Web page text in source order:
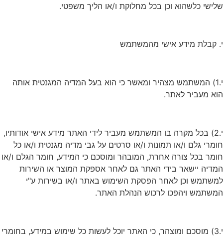
שלישי כלשהוא וכן בכל מחלוקת ו/או הליך משפטי.
י. קבלת מידע אישי מהמשתמש
י.1) המשתמש מצהיר ומאשר כי הוא בעל המדיה המגנטית אותה
הוא מעביר לאתר.
י.2) בכל מקרה בו המשתמש מעביר לידי האתר מידע אישי אודותיו,
חומרי גלם ו/או תמונות ו/או סרטים על גבי מדיה מגנטית ו/או כל
חומר בכל צורה אחרת, המובהר ומוסכם כי המידע, חומר הגלם ו/או
המדיה יישאר בידי האתר גם לאחר אספקת המוצר או השירות
למשתמש וכן לאחר הפסקת השימוש באתר ו/או בשירות ע"י
המשתמש ויהפכו לרכוש הנהלת האתר.
י.3) מוסכם ומוצהר, כי האתר יוכל לעשות כל שימוש במידע, בחומרי